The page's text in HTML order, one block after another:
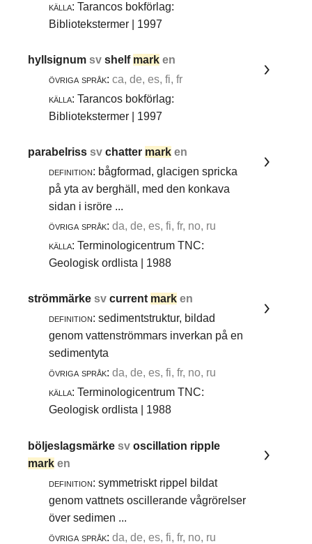
källa: Tarancos bokförlag:
Bibliotekstermer | 1997
hyllsignumsvshelf mark en
övriga språk: ca, de, es, fi, fr
källa: Tarancos bokförlag:
Bibliotekstermer | 1997
parabelrisssvchatter mark en
definition: bågformad, glacigen spricka
på yta av berghäll, med den konkava
sidan i isröre ...
övriga språk: da, de, es, fi, fr, no, ru
källa: Terminologicentrum TNC:
Geologisk ordlista | 1988
strömmärkesvcurrent mark en
definition: sedimentstruktur, bildad
genom vattenströmmars inverkan på en
sedimentyta
övriga språk: da, de, es, fi, fr, no, ru
källa: Terminologicentrum TNC:
Geologisk ordlista | 1988
böljeslagsmärkesvoscillation ripple
mark en
definition: symmetriskt rippel bildat
genom vattnets oscillerande vågrörelser
över sedimen ...
övriga språk: da, de, es, fi, fr, no, ru